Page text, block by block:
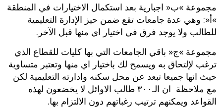
مجموعة‮ »‬ب‮« ‬اجبارية بعد استكمال الاختيارات في المنطقة‮
»‬أ‮«: ‬وهي عدة جامعات تقع ضمن حيز الإدارة التعليمية
للطالب ولا يوجد فرق في اختيار اي منها قبل الآخر‮.‬
مجموعة‮ »‬ج‮« ‬باقي الجامعات التي بها كليات للقطاع الذي
ترغب لإلتحاق به ويسمح لك باختيار اي منها وتعتبر متساوية
حيث انها جميعا تبعد عن محل سكنه وادارته التعليمية لكن
مع ملاحظة ان الـ‮٠٠٣ ‬طالب الاوائل لا يخضعون لهذه
القواعد ويمكنهم ترتيب رغباتهم دون الالتزام بها‮.‬